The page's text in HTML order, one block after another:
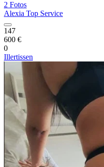
2 Fotos
Alexia Top Service
147
600 €
0
Illertissen